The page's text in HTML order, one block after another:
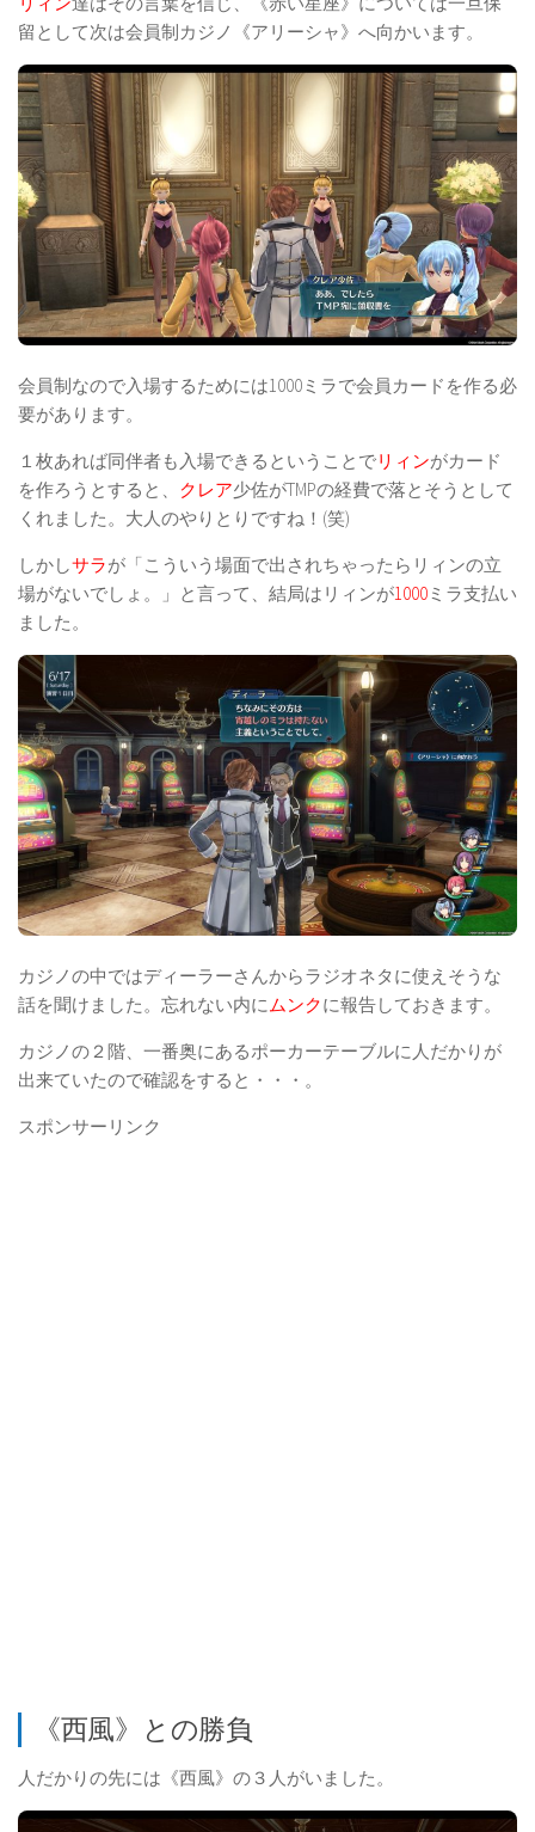
留として次は会員制カジノ《アリーシャ》へ向かいます。
会員制なので入場するためには1000ミラで会員カードを作る必
要があります。
１枚あれば同伴者も入場できるということでリィンがカード
を作ろうとすると、 クレア少佐がTMPの経費で落とそうとして
くれました。大人のやりとりですね！(笑)
しかしサラが「こういう場面で出されちゃったらリィンの立
場がないでしょ。」と言って、結局はリィンが1000ミラ支払い
ました。
カジノの中ではディーラーさんからラジオネタに使えそうな
話を聞けました。忘れない内にムンクに報告しておきます。
カジノの２階、一番奥にあるポーカーテーブルに人だかりが
出来ていたので確認をすると・・・。
スポンサーリンク
《西風》との勝負
人だかりの先には《西風》の３人がいました。